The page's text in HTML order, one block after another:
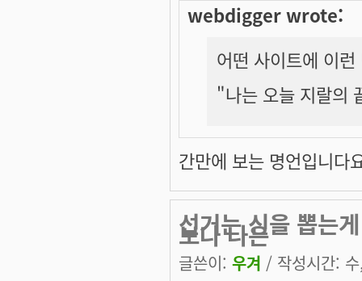
webdigger wrote:
어떤 사이트에 이
"나는 오늘 지랄의
간만에 보는 명언입니다
선거는 신을 뽑는
보나 나은
글쓴이: 우겨 / 작성시간: